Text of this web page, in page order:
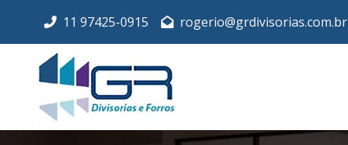
11 97425-0915 rogerio@grdivisorias.com.br